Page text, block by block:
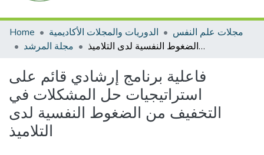
Home الدوريات والمجلات الأكاديمية
مجلات علم النفس
مجلة المرشد
فاعلية برنامج إرشادي قائم على استراتيجيات حل المشكلات في التخفيف من الضغوط النفسية لدى التلاميذ
فاعلية برنامج إرشادي قائم على
استراتيجيات حل المشكلات في
التخفيف من الضغوط النفسية لدى
التلاميذ